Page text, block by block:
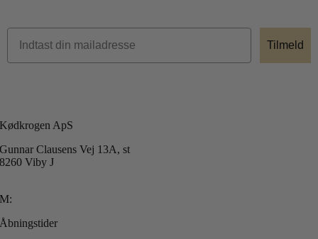
Tilmeld
Kødkrogen ApS
Gunnar Clausens Vej 13A, st
8260 Viby J
M:
Åbningstider